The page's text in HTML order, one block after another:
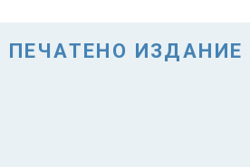
ПЕЧАТЕНО ИЗДАНИЕ